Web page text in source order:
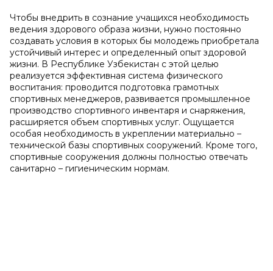
Чтобы внедрить в сознание учащихся необходимость
ведения здорового образа жизни, нужно постоянно
создавать условия в которых бы молодежь приобретала
устойчивый интерес и определенный опыт здоровой
жизни. В Республике Узбекистан с этой целью
реализуется эффективная система физического
воспитания: проводится подготовка грамотных
спортивных менеджеров, развивается промышленное
производство спортивного инвентаря и снаряжения,
расширяется объем спортивных услуг. Ощущается
особая необходимость в укреплении материально –
технической базы спортивных сооружений. Кроме того,
спортивные сооружения должны полностью отвечать
санитарно – гигиеническим нормам.